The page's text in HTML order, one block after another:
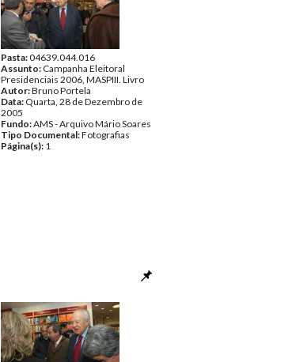
Pasta:04639.044.016
Assunto: Campanha Eleitoral
Presidenciais 2006, MASPIII. Livro
Autor:Bruno Portela
Data: Quarta, 28 de Dezembro de
2005
Fundo:AMS - Arquivo Mário Soares
Tipo Documental:Fotografias
Página(s): 1